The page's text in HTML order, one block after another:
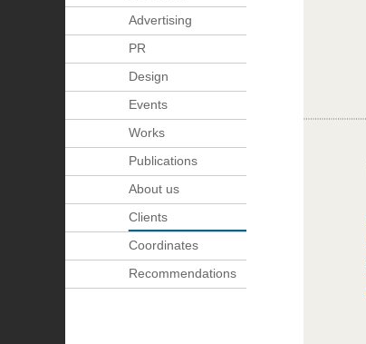
Advertising
PR
Design
Events
Works
Publications
About us
Clients
Coordinates
Recommendations